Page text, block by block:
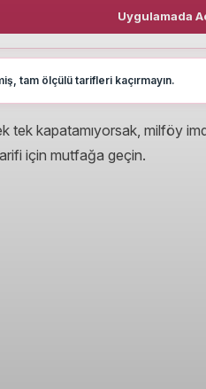
Uygulamada
tam ölçülü tarifleri kaçırmayın.
kapatamıyorsak, milföy
tarifi için mutfağa geçin.